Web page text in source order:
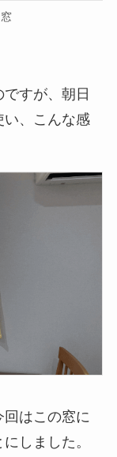
すが、朝日
い、こんな感
はこの窓に
しました。